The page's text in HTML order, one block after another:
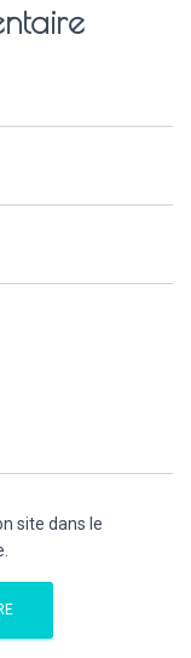
site dans le